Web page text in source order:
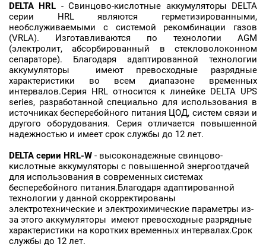
DELTA HRL - Свинцово-кислотные аккумуляторы DELTA
серии HRL являются герметизированными,
необслуживаемыми с системой рекомбинации газов
(VRLA). Изготавливаются по технологии AGM
(электролит, абсорбированный в стекловолоконном
сепараторе). Благодаря адаптированной технологии
аккумуляторы имеют превосходные разрядные
характеристики во всем диапазоне временных
интервалов.Серия HRL относится к линейке DELTA UPS
series, разработанной специально для использования в
источниках бесперебойного питания ЦОД, систем связи и
другого оборудования. Серия отличается повышенной
надежностью и имеет срок службы до 12 лет.
DELTA серии HRL-W - высоконадежные свинцово-
кислотные аккумуляторы с повышенной энергоотдачей
для использования в современных системах
бесперебойного питания.Благодаря адаптированной
технологии у данной скорректированы
электротехнические и электрохимические параметры из-
за этого аккумуляторы имеют превосходные разрядные
характеристики на коротких временных интервалах.Cрок
службы до 12 лет.